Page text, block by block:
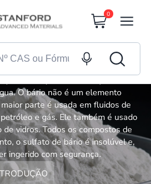
0
O bário não é um elemento
parte é usada em fluidos de
e gás. Ele também é usado
vidros. Todos os compostos de
o sulfato de bário é insolúvel e,
ingerido com segurança.